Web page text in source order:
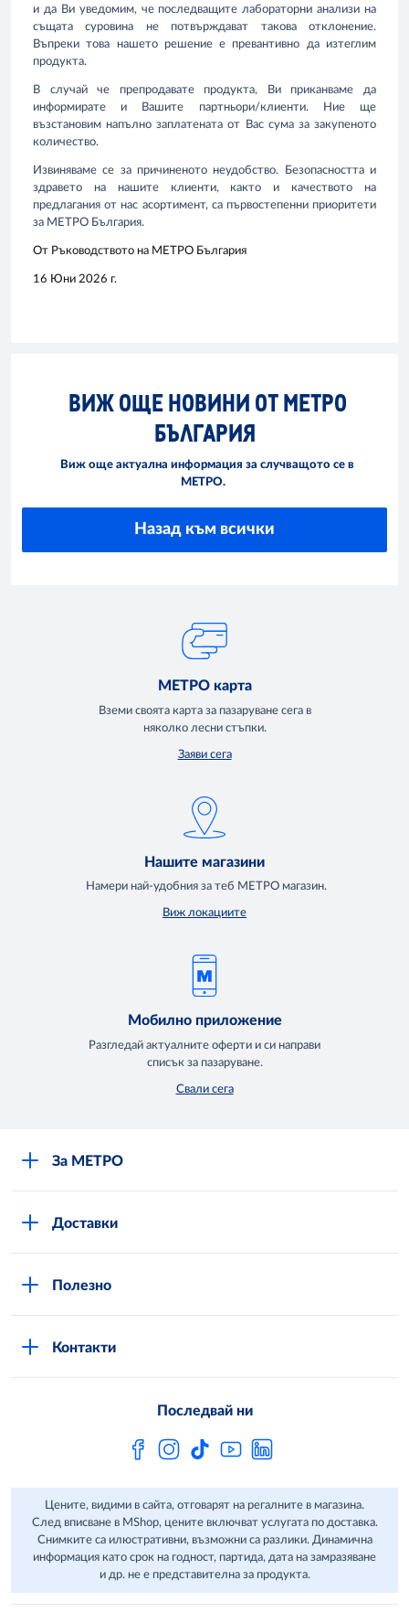
и да Ви уведомим, че последващите лабораторни анализи на
същата суровина не потвърждават такова отклонение.
Въпреки това нашето решение е превантивно да изтеглим
продукта.
В случай че препродавате продукта, Ви приканваме да
информирате и Вашите партньори/клиенти. Ние ще
възстановим напълно заплатената от Вас сума за закупеното
количество.
Извиняваме се за причиненото неудобство. Безопасността и
здравето на нашите клиенти, както и качеството на
предлагания от нас асортимент, са първостепенни приоритети
за МЕТРО България.
От Ръководството на МЕТРО България
16 Юни 2026 г.
ВИЖ ОЩЕ НОВИНИ ОТ МЕТРО
БЪЛГАРИЯ
Виж още актуална информация за случващото се в
МЕТРО.
Назад към всички
МЕТРО карта
Вземи своята карта за пазаруване сега в
няколко лесни стъпки.
Заяви сега
Нашите магазини
Намери най-удобния за теб МЕТРО магазин.
Виж локациите
Мобилно приложение
Разгледай актуалните оферти и си направи
списък за пазаруване.
Свали сега
За МЕТРО
METRO AG
Доставки
Полезно
Контакти
Последвай ни
Цените, видими в сайта, отговарят на регалните в магазина.
След вписване в MShop, цените включват услугата по доставка.
Снимките са илюстративни, възможни са разлики. Динамична
информация като срок на годност, партида, дата на замразяване
и др. не е представителна за продукта.